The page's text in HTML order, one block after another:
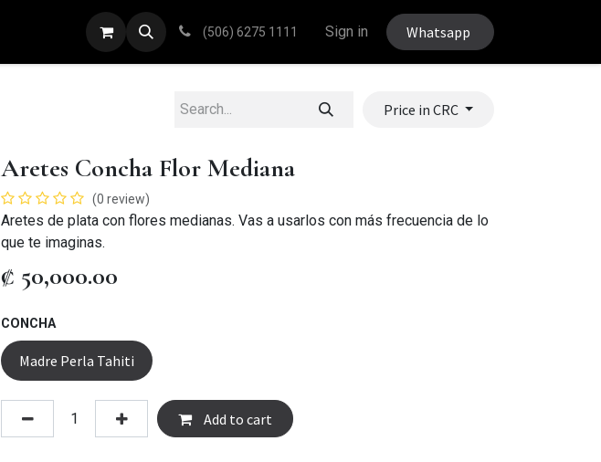
PULSERAS (506) 6275 1111 Sign in Whatsapp
Price in CRC
Aretes Concha Flor Mediana
(0 review)
Aretes de plata con flores medianas. Vas a usarlos con más frecuencia de lo
que te imaginas.
₡ 50,000.00
CONCHA
Madre Perla Tahiti
Add to cart